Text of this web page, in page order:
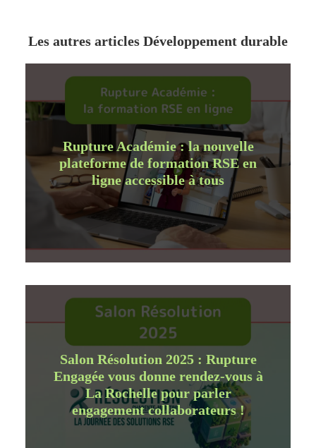
Les autres articles Développement durable
Rupture Académie : la nouvelle
plateforme de formation RSE en
ligne accessible à tous
Salon Résolution 2025 : Rupture
Engagée vous donne rendez-vous à
La Rochelle pour parler
engagement collaborateurs !